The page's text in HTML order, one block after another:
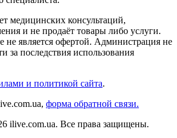
медицинских консультаций,
и не продаёт товары либо услуги.
не является офертой. Администрация не
за последствия использования
и политикой сайта.
форма обратной связи.
ilive.com.ua. Все права защищены.